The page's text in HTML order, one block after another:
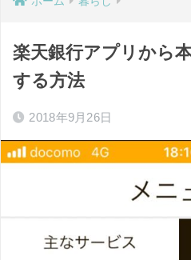
楽天銀行アプリから
する方法
2018年9月26日